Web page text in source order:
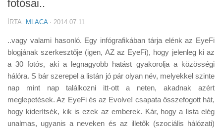
Tudástár
Tanácsok
Érdekességek
Helyszíni Riport
E-BB
fotósai..
ÍRTA: MLACA· 2014.07.11
..vagy valami hasonló. Egy infógrafikában tárja elénk az EyeFi
blogjának szerkesztője (igen, AZ az EyeFi), hogy jelenleg ki az
a 30 fotós, aki a legnagyobb hatást gyakorolja a közösségi
hálóra. S bár szerepel a listán jó pár olyan név, melyekkel szinte
nap mint nap találkozni itt-ott a neten, akadnak azért
meglepetések. Az EyeFi és az Evolve! csapata összefogott hát,
hogy kiderítsék, kik is ezek az emberek. Kár, hogy a lista elég
unalmas, ugyanis a neveken és az illetők (szociális hálózati)